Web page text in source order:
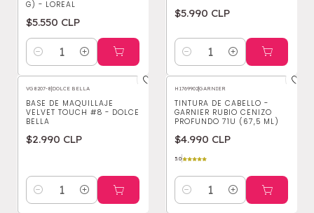
G) - LOREAL
$5.550 CLP
Cantidad
$5.990 CLP
Cantidad
VG8207-8|DOLCE BELLA
BASE DE MAQUILLAJE
VELVET TOUCH #8 - DOLCE
BELLA
$2.990 CLP
Cantidad
H1769902|GARNIER
TINTURA DE CABELLO -
GARNIER RUBIO CENIZO
PROFUNDO 71U (67,5 ML)
$4.990 CLP
5.0
Cantidad